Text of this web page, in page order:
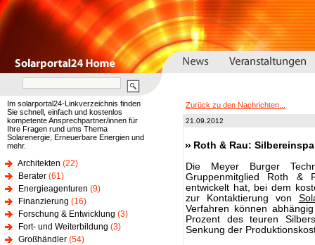
Im solarportal24-Linkverzeichnis finden
Sie schnell, einfach und kostenlos
kompetente Ansprechpartner/innen für
Ihre Fragen rund ums Thema
Solarenergie, Erneuerbare Energien und
mehr.
Architekten (22)
Berater (61)
Energieagenturen (9)
Finanzierung (16)
Forschung & Entwicklung (3)
Fort- und Weiterbildung (3)
Großhändler (54)
Zurück zu den Nachrichten...
21.09.2012
Roth & Rau:
Die Meyer Burger
Gruppenmitglied Roth &
entwickelt hat, bei dem
zur Kontaktierung von
Verfahren können
Prozent des teuren
Senkung der